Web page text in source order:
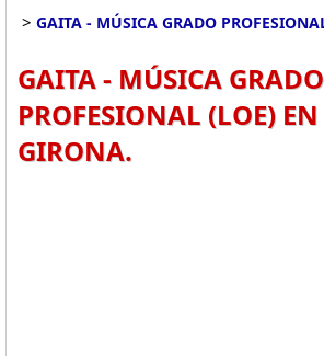
> GAITA - MÚSICA GRADO
GAITA - MÚSICA GRADO
PROFESIONAL (LOE)
GIRONA.